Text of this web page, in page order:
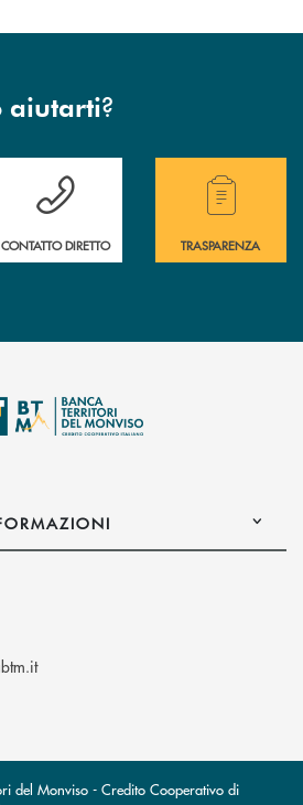
aiutarti?
delle filiali della Banca.
Hai bisogno di assistenza immediata?
CONTATTO DIRETTO
Hai bisogno di
TRASPARENZA
(si apre l’app di posta elettronica)
del Monviso - Credito Cooperativo di